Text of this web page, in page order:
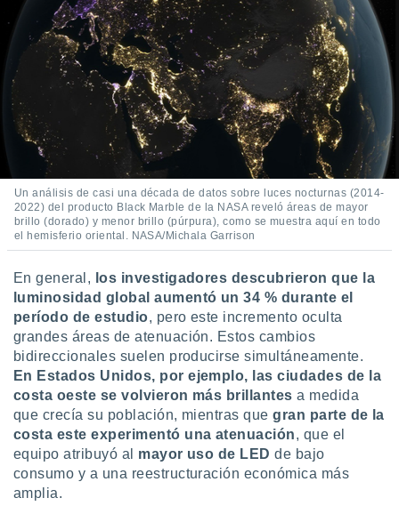
utilizar
crear un
uso de
contenido
medir el
la
el
del
o a través
de
de
de
con el
e
mediante
Un análisis de casi una década de datos sobre luces nocturnas (2014-
2022) del producto Black Marble de la NASA reveló áreas de mayor
brillo (dorado) y menor brillo (púrpura), como se muestra aquí en todo
el hemisferio oriental. NASA/Michala Garrison
En general, los investigadores descubrieron que la
luminosidad global aumentó un 34 % durante el
período de estudio, pero este incremento oculta
grandes áreas de atenuación. Estos cambios
bidireccionales suelen producirse simultáneamente.
En Estados Unidos, por ejemplo, las ciudades de la
costa oeste se volvieron más brillantes a medida
que crecía su población, mientras quegran parte de la
costa este experimentó una atenuación, que el
equipo atribuyó al mayor uso de LED de bajo
consumo y a una reestructuración económica más
amplia.